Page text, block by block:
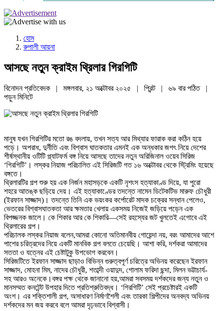
হোম
রুপালী আয়না
আসছে নতুন ক্রাইম থ্রিলার গিরগিটি
বিনোদন প্রতিবেদক | মঙ্গলবার, ২১ অক্টোবর ২০২৫ | প্রিন্ট | ৬৯ বার পঠিত
|
পড়ুনমিনিটে
মানুষ যখন গিরগিটির মতো রঙ বদলায়, তখন সত্য আর মিথ্যার ফারাক করা কঠিন হয়ে
পড়ে। অপরাধ, দুর্নীতি এবং বিশ্বাস ঘাতকতার এমনই এক অন্ধকার জগৎ নিয়ে দেশের
শীর্ষস্থানীয় ওটিটি প্ল্যাটফর্ম বঙ্গ নিয়ে আসছে তাদের নতুন অরিজিনাল ওয়েব সিরিজ
‘গিরগিটি’। লস্কর নিয়াজ পরিচালিত এই সিরিজটি গত ১৬ অক্টোবর থেকে স্ট্রিমিং হয়েছে
বঙ্গতে।
থ্রিলারটির গল্প শুরু হয় এক নির্জন মহাসড়কে একটি নৃশংস হত্যাকাণ্ড দিয়ে, যা পুরো
শহরে আতঙ্ক ছড়িয়ে দেয়। এই হত্যাকাণ্ডের তদন্তে নামেন ডিটেকটিভ মারুফ চৌধুরী
(ইরফান সাজ্জাদ)। তদন্তে তিনি এক ভয়ংকর কর্পোরেট মাদক চক্রের সন্ধান পেলেও,
ভেতরের বিশ্বাসঘাতকতা আর ক্ষমতার খেলায় একসময় নিজেই জড়িয়ে পড়েন এক
বিপজ্জনক জালে। কে শিকার আর কে শিকারি—সেই রহস্যের জট খুলতেই এগোবে এই
থ্রিলারের গল্প।
পরিচালক লস্কর নিয়াজ বলেন,আমরা কোনো অতিমানবীয় গোয়েন্দা নয়, বরং আমাদের আশে
পাশের চরিত্রদের নিয়ে একটি মানবিক গল্প বলতে চেয়েছি। আশা করি, দর্শকরা আমাদের
সততা ও যত্নের এই চেষ্টাটুকু উপভোগ করবেন।
সিরিজটিতে ইরফান সাজ্জাদ ছাড়াও বিভিন্ন গুরুত্বপূর্ণ চরিত্রে অভিনয় করেছেন ইরফান
সাজ্জাদ, মোহনা মিম, নাদের চৌধুরী, শতাব্দী ওয়াদুদ, গোলাম ফরিদা ছন্দা, মিলন ভট্টাচার্য-
সহ আরও অনেকে।বঙ্গর পক্ষ থেকে জানানো হয়,আমরা সবসময় দর্শকদের জন্য নতুন ও
মানসম্মত কনটেন্ট উপহার দিতে প্রতিশ্রুতিবদ্ধ। ‘গিরগিটি’ সেই প্রচেষ্টারই একটি
অংশ। এর শক্তিশালী গল্প, অসাধারণ নির্মাণশৈলী এবং তারকা শিল্পীদের অনবদ্য অভিনয়
দর্শকদের মন জয় করবে বলে আমরা দৃঢ়ভাবে বিশ্বাসী।